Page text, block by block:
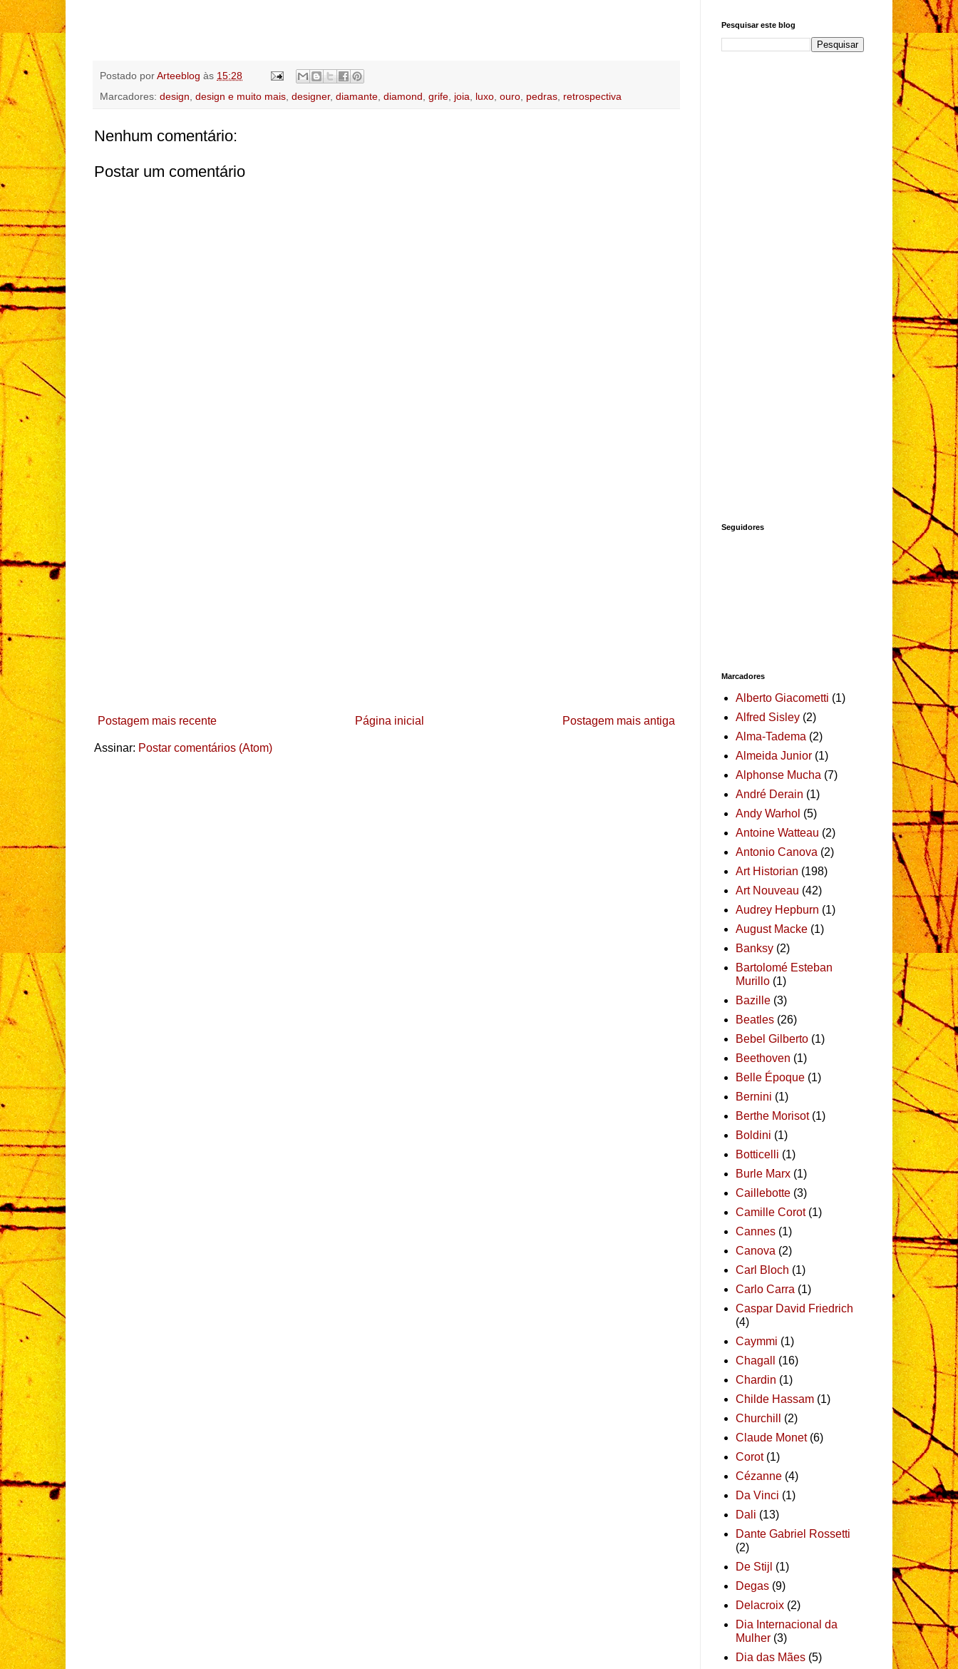
Postado porArteeblog às 15:28
Marcadores: design design e muito mais designer, diamante diamond grife joia luxo ouro pedras retrospectiva
Nenhum comentário:
Postar um comentário
Postagem mais recente Postagem mais antiga
Página inicial
Assinar: Postar comentários (Atom)
Pesquisar este blog
Seguidores
Marcadores
Alberto Giacometti (1)
Alfred Sisley (2)
Alma-Tadema (2)
Almeida Junior (1)
Alphonse Mucha (7)
André Derain (1)
Andy Warhol (5)
Antoine Watteau (2)
Antonio Canova (2)
Art Historian (198)
Art Nouveau (42)
Audrey Hepburn (1)
August Macke (1)
Banksy (2)
Bartolomé Esteban
Murillo (1)
Bazille (3)
Beatles (26)
Bebel Gilberto (1)
Beethoven (1)
Belle Époque (1)
Bernini (1)
Berthe Morisot (1)
Boldini (1)
Botticelli (1)
Burle Marx (1)
Caillebotte (3)
Camille Corot (1)
Cannes (1)
Canova (2)
Carl Bloch (1)
Carlo Carra (1)
Caspar David Friedrich
(4)
Caymmi (1)
Chagall
(16)
Chardin (1)
Childe Hassam (1)
Churchill
(2)
Claude Monet (6)
Corot (1)
Cézanne (4)
Da Vinci (1)
Dali (13)
Dante Gabriel Rossetti
(2)
De Stijl (1)
Degas (9)
Delacroix (2)
Dia Internacional da
Mulher (3)
Dia das Mães (5)